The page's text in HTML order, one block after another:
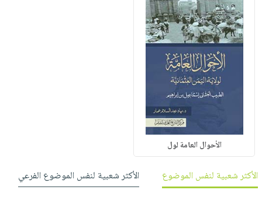
الأحوال العامة لول
الأكثر شعبية لنفس الموضوع الأكثر شعبية لنفس الموضوع الفرعي